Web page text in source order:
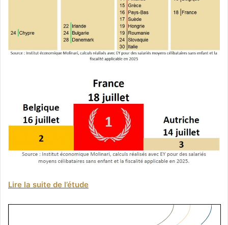
Lire la suite de l’étude